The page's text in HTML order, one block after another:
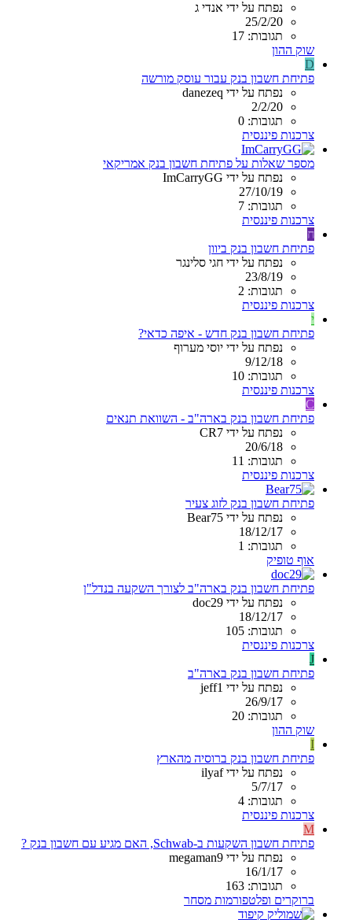
נפתח על ידי אנדי ג
25/2/20
תגובות: 17
שוק ההון
D
פתיחת חשבון בנק עבור עוסק מורשה
נפתח על ידי danezeq
2/2/20
תגובות: 0
צרכנות פיננסית
מספר שאלות על פתיחת חשבון בנק אמריקאי
נפתח על ידי ImCarryGG
27/10/19
תגובות: 7
צרכנות פיננסית
ח
פתיחת חשבון בנק ביוון
נפתח על ידי חגי סלינגר
23/8/19
תגובות: 2
צרכנות פיננסית
י
פתיחת חשבון בנק חדש - איפה כדאי?
נפתח על ידי יוסי מערוף
9/12/18
תגובות: 10
צרכנות פיננסית
C
פתיחת חשבון בנק בארה"ב - השוואת תנאים
נפתח על ידי CR7
20/6/18
תגובות: 11
צרכנות פיננסית
פתיחת חשבון בנק לזוג צעיר
נפתח על ידי Bear75
18/12/17
תגובות: 1
אוף טופיק
פתיחת חשבון בנק בארה"ב לצורך השקעה בנדל"ן
נפתח על ידי doc29
18/12/17
תגובות: 105
צרכנות פיננסית
J
פתיחת חשבון בנק בארה"ב
נפתח על ידי jeff1
26/9/17
תגובות: 20
שוק ההון
I
פתיחת חשבון בנק ברוסיה מהארץ
נפתח על ידי ilyaf
5/7/17
תגובות: 4
צרכנות פיננסית
M
פתיחת חשבון השקעות ב-Schwab, האם מגיע עם חשבון בנק ?
נפתח על ידי megaman9
16/1/17
תגובות: 163
ברוקרים ופלטפורמות מסחר